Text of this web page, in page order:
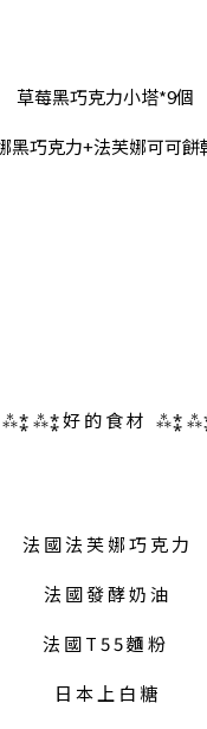
草莓黑巧克力小塔*9個
黑巧克力+法芙娜可可餅
⁂⁑ ⁂⁑ 好 的 食 材   ⁂⁑
法 國 法 芙 娜 巧 克 力
法 國 發 酵 奶 油
法 國 T 5 5 麵 粉
日 本 上 白 糖